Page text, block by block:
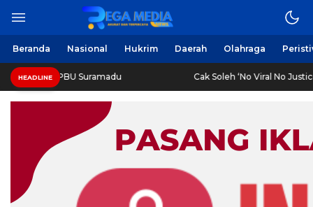
Beranda Nasional Hukrim Daerah Olahraga
HEADLINE
Suramadu Cak Soleh ‘No Viral No Justice’